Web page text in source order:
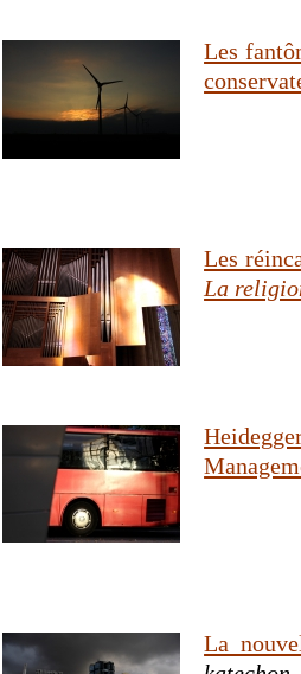
Les
Les
La
La